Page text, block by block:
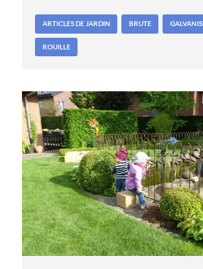
ARTICLES DE JARDIN BRUTE
ROUILLE